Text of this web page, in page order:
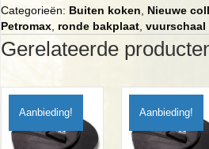
38
cm
|
Vuurschaa
Categorieën: Buiten koken Nieuwe
Petromax ronde bakplaat ,vuurschaal
Gerelateerde
Aanbieding! Aanbieding!